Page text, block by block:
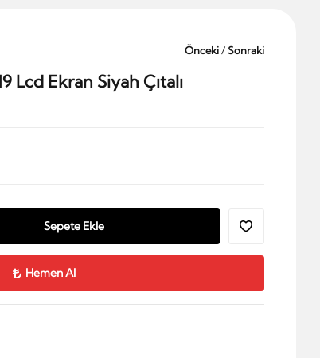
Önceki/Sonraki
Lcd Ekran Siyah Çıtalı
Sepete Ekle
Hemen Al